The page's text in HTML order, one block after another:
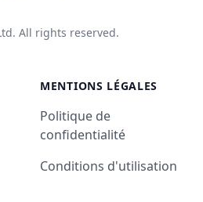
All rights reserved.
MENTIONS LÉGALES
Politique de
confidentialité
Conditions d'utilisation